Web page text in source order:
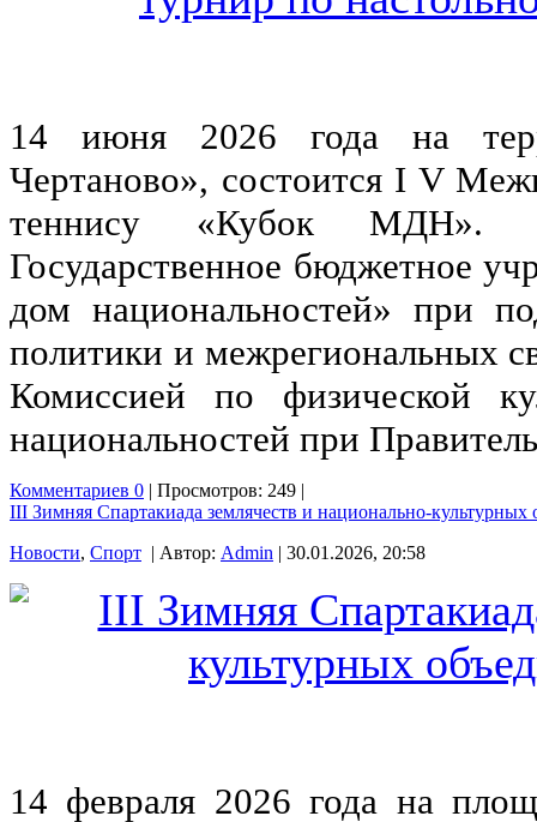
14 июня 2026 года на
Чертаново», состоится I V
теннису «Кубок МДН».
Государственное бюджетное
дом национальностей» при
политики и межрегиональных
Комиссией по физической
национальностей при
Комментариев 0 | Просмотров: 249 |
III Зимняя Спартакиада землячеств и национально-
Новости, Спорт | Автор: Admin | 30.01.2026, 20:58
14 февраля 2026 года на